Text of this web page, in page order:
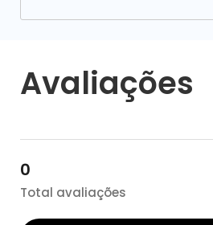
Avaliações
0
Total avaliações